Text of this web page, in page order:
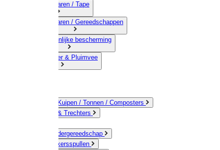
09) Touwwaren / Tape
10) IJzerwaren / Gereedschappen
11) Persoonlijke bescherming
12) Kleindier & Pluimvee
Emmers / Kuipen / Tonnen / Composters
Jerrycans & Trechters
Hand-/ Kindergereedschap
Stratenmakersspullen